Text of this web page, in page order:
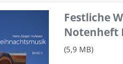
Festliche
Notenheft
(5,9 MB)